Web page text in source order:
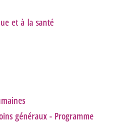
et à la santé
généraux - Programme